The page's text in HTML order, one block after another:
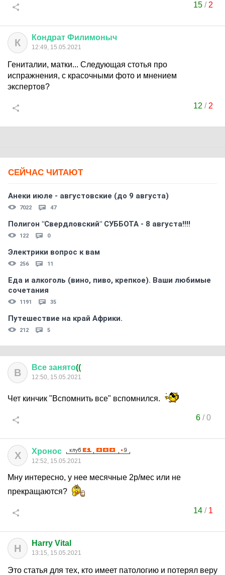
15 / 2
К Кондрат Филимоныч
12:49, 15.05.2021
Гениталии, матки... Следующая стотья про
испражнения, с красочными фото и мнением
экспертов?
12 / 2
СЕЙЧАС ЧИТАЮТ
Анеки июле - августовские (до 9 августа)
7022 47
Полигон "Свердловский" СУББОТА - 8 августа!!!!
122 0
Электрики вопрос к вам
256 11
Еда и алкоголь (вино, пиво, крепкое). Ваши любимые
сочетания
1191 35
Путешествие на край Африки.
212 5
В Все занято((
12:50, 15.05.2021
Чет кинчик "Вспомнить все" вспомнился.
6/0
Х Хронос
12:52, 15.05.2021
Мну интересно, у нее месячные 2р/мес или не
прекращаются?
14 / 1
H Harry Vital
13:15, 15.05.2021
Это статья для тех, кто имеет патологию и потерял веру